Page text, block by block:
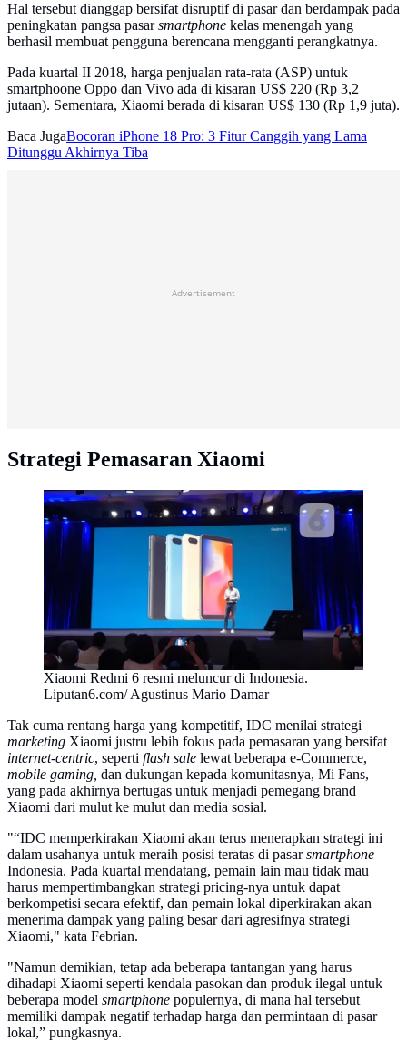
Hal tersebut dianggap bersifat disruptif di pasar dan berdampak pada
peningkatan pangsa pasarsmartphone kelas menengah yang
berhasil membuat pengguna berencana mengganti perangkatnya.
Pada kuartal II 2018, harga penjualan rata-rata (ASP) untuk
smartphoone Oppo dan Vivo ada di kisaran US$ 220 (Rp 3,2
jutaan). Sementara, Xiaomi berada di kisaran US$ 130 (Rp 1,9 juta).
Baca JugaBocoran iPhone 18 Pro: 3 Fitur Canggih yang Lama
Ditunggu Akhirnya Tiba
Advertisement
Strategi Pemasaran Xiaomi
Xiaomi Redmi 6 resmi meluncur di Indonesia.
Liputan6.com/ Agustinus Mario Damar
Tak cuma rentang harga yang kompetitif, IDC menilai strategi
marketing Xiaomi justru lebih fokus pada pemasaran yang bersifat
internet-centric, seperti flash sale lewat beberapa e-Commerce,
mobile gaming, dan dukungan kepada komunitasnya, Mi Fans,
yang pada akhirnya bertugas untuk menjadi pemegang brand
Xiaomi dari mulut ke mulut dan media sosial.
"“IDC memperkirakan Xiaomi akan terus menerapkan strategi ini
dalam usahanya untuk meraih posisi teratas di pasarsmartphone
Indonesia. Pada kuartal mendatang, pemain lain mau tidak mau
harus mempertimbangkan strategi pricing-nya untuk dapat
berkompetisi secara efektif, dan pemain lokal diperkirakan akan
menerima dampak yang paling besar dari agresifnya strategi
Xiaomi," kata Febrian.
"Namun demikian, tetap ada beberapa tantangan yang harus
dihadapi Xiaomi seperti kendala pasokan dan produk ilegal untuk
beberapa model smartphone populernya, di mana hal tersebut
memiliki dampak negatif terhadap harga dan permintaan di pasar
lokal,” pungkasnya.